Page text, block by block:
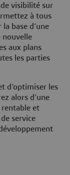
visibilité sur
à tous
base d’une
nouvelle
aux plans
les parties
d’optimiser les
alors d’une
rentable et
service